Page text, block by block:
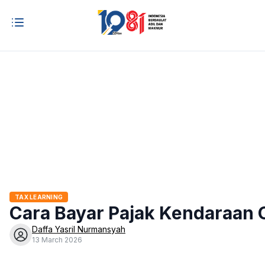
TAX LEARNING
Cara Bayar Pajak Kendaraan
Daffa Yasril Nurmansyah
13 March 2026